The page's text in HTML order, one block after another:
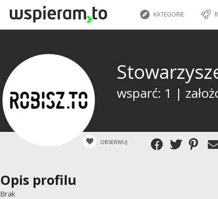
KATEGORIE
wsparć: 1 |
OBSERWUJ
Opis profilu
Brak